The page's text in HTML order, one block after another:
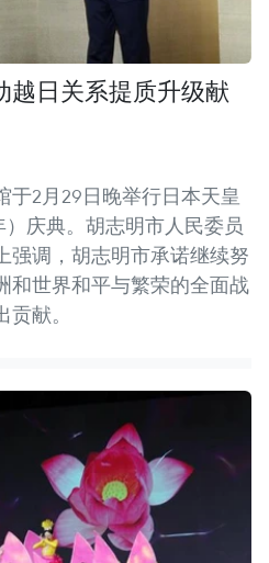
越日关系提质升级献
于2月29日晚举行日本天皇
）庆典。胡志明市人民委员
强调，胡志明市承诺继续努
和世界和平与繁荣的全面战
献。